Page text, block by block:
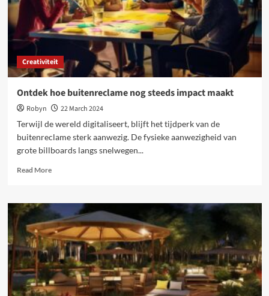
Creativiteit
Ontdek hoe buitenreclame nog steeds impact maakt
Robyn
22 March 2024
Terwijl de wereld digitaliseert, blijft het tijdperk van de
buitenreclame sterk aanwezig. De fysieke aanwezigheid van
grote billboards langs snelwegen...
Read MoreRead
Ontdek
hoe
buitenreclame
nog
steeds
impact
maakt